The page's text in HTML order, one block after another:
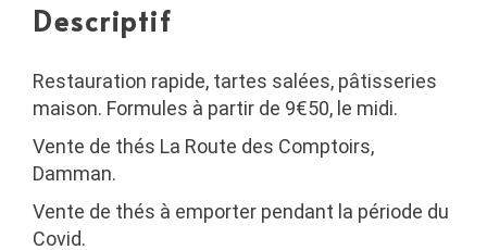
Descriptif
Restauration rapide, tartes salées, pâtisseries
maison. Formules à partir de 9€50, le midi.
Vente de thés La Route des Comptoirs,
Damman.
Vente de thés à emporter pendant la période du
Covid.